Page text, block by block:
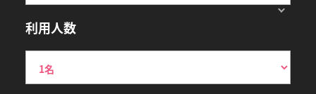
利用人数